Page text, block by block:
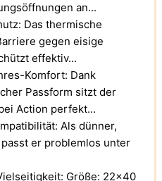
an...
Das thermische
gegen eisige
effektiv...
Komfort: Dank
Passform sitzt der
Action perfekt...
Als dünner,
er problemlos unter
Größe: 22x40